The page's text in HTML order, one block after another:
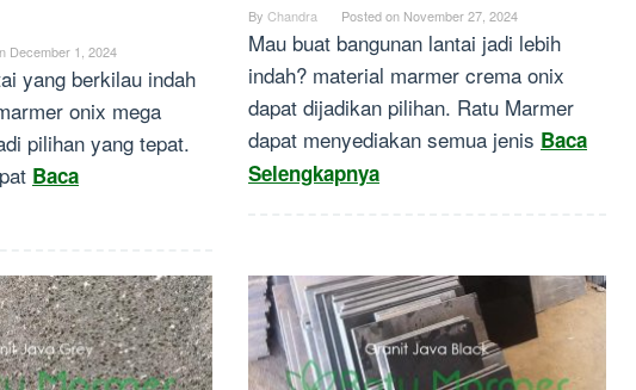
December 1, 2024
yang berkilau indah
onix mega
pilihan yang tepat.
Baca
By Chandra Posted on November 27, 2024
Mau buat bangunan lantai jadi lebih
indah? material marmer crema onix
dapat dijadikan pilihan. Ratu Marmer
dapat menyediakan semua jenis Baca
Selengkapnya